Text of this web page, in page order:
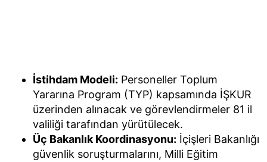
İstihdam Modeli: Personeller Toplum
Yararına Program (TYP) kapsamında İŞKUR
üzerinden alınacak ve görevlendirmeler 81 il
valiliği tarafından yürütülecek.
Üç Bakanlık Koordinasyonu: İçişleri Bakanlığı
güvenlik soruşturmalarını, Milli Eğitim